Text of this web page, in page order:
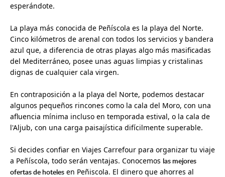
esperándote.
La playa más conocida de Peñíscola es la playa del Norte.
Cinco kilómetros de arenal con todos los servicios y bandera
azul que, a diferencia de otras playas algo más masificadas
del Mediterráneo, posee unas aguas limpias y cristalinas
dignas de cualquier cala virgen.
En contraposición a la playa del Norte, podemos destacar
algunos pequeños rincones como la cala del Moro, con una
afluencia mínima incluso en temporada estival, o la cala de
l'Aljub, con una carga paisajística difícilmente superable.
Si decides confiar en Viajes Carrefour para organizar tu viaje
a Peñíscola, todo serán ventajas. Conocemos las mejores
ofertas de hoteles en Peñiscola. El dinero que ahorres al